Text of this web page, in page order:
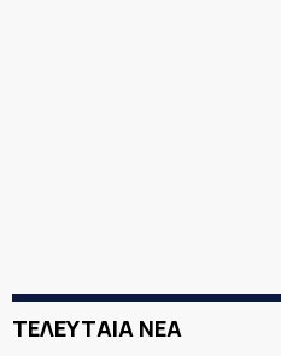
ΤΕΛΕΥΤΑΙΑ ΝΕΑ